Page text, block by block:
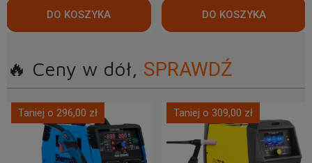
🔥 Ceny w dół, SPRAWDŹ
Taniej o 296,00 zł Taniej o 309,00 zł